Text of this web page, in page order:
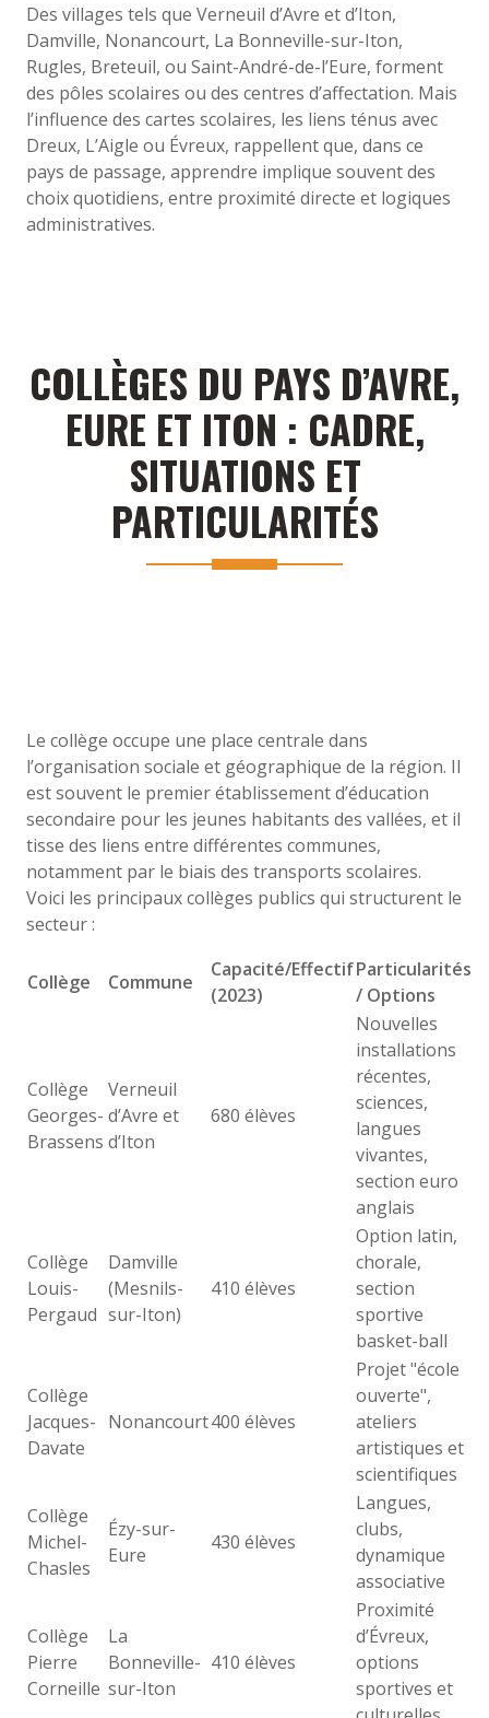
Des villages tels que Verneuil d’Avre et d’Iton,
Damville, Nonancourt, La Bonneville-sur-Iton,
Rugles, Breteuil, ou Saint-André-de-l’Eure, forment
des pôles scolaires ou des centres d’affectation. Mais
l’influence des cartes scolaires, les liens ténus avec
Dreux, L’Aigle ou Évreux, rappellent que, dans ce
pays de passage, apprendre implique souvent des
choix quotidiens, entre proximité directe et logiques
administratives.
COLLÈGES DU PAYS D’AVRE,
EURE ET ITON : CADRE,
SITUATIONS ET
PARTICULARITÉS
Le collège occupe une place centrale dans
l’organisation sociale et géographique de la région. Il
est souvent le premier établissement d’éducation
secondaire pour les jeunes habitants des vallées, et il
tisse des liens entre différentes communes,
notamment par le biais des transports scolaires.
Voici les principaux collèges publics qui structurent le
secteur :
Collège Commune
Capacité/Effectif
(2023)
Particularités
/ Options
Collège
Georges-
Brassens
Verneuil
d’Avre et
d’Iton
680 élèves
Nouvelles
installations
récentes,
sciences,
langues
vivantes,
section euro
anglais
Collège
Louis-
Pergaud
Damville
(Mesnils-
sur-Iton)
410 élèves
Option latin,
chorale,
section
sportive
basket-ball
Collège
Jacques-
Davate
Nonancourt400 élèves
Projet "école
ouverte",
ateliers
artistiques et
scientifiques
Collège
Michel-
Chasles
Ézy-sur-
Eure
430 élèves
Langues,
clubs,
dynamique
associative
Collège
Pierre
Corneille
La
Bonneville-
sur-Iton
410 élèves
Proximité
d’Évreux,
options
sportives et